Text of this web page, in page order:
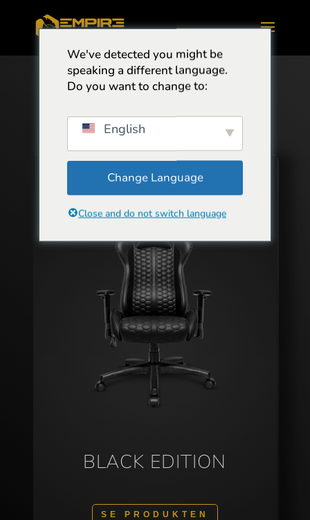
BLACK EDITION
SE PRODUKTEN
We've detected you might be
speaking a different language.
Do you want to change to:
English
Change Language
Close and do not switch language